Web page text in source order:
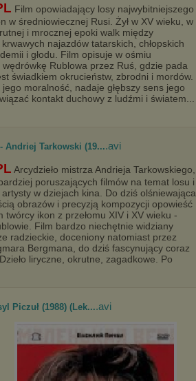
Film opowiadający losy najwybitniejszego
w średniowiecznej Rusi. Żył w XV wieku, w
i mrocznej epoki walk między
najazdów tatarskich, chłopskich
i głodu. Film opisuje w ośmiu
wędrówkę Rublowa przez Ruś, gdzie pada
świadkiem okrucieństw, zbrodni i mordów.
moralność, nadaje głębszy sens jego
kontakt duchowy z ludźmi i światem...
Andriej Tarkowski (19....avi
Arcydzieło mistrza Andrieja Tarkowskiego,
poruszających filmów na temat losu i
w dziejach kina. Do dziś olśniewająca
obrazów i precyzją kompozycji opowieść
twórcy ikon z przełomu XIV i XV wieku -
Film bardzo niechętnie widziany
radzieckie, doceniony natomiast przez
Bergmana, do dziś fascynujący coraz
liryczne, okrutne, zagadkowe. Po
Piczuł (1988) (Lek....avi